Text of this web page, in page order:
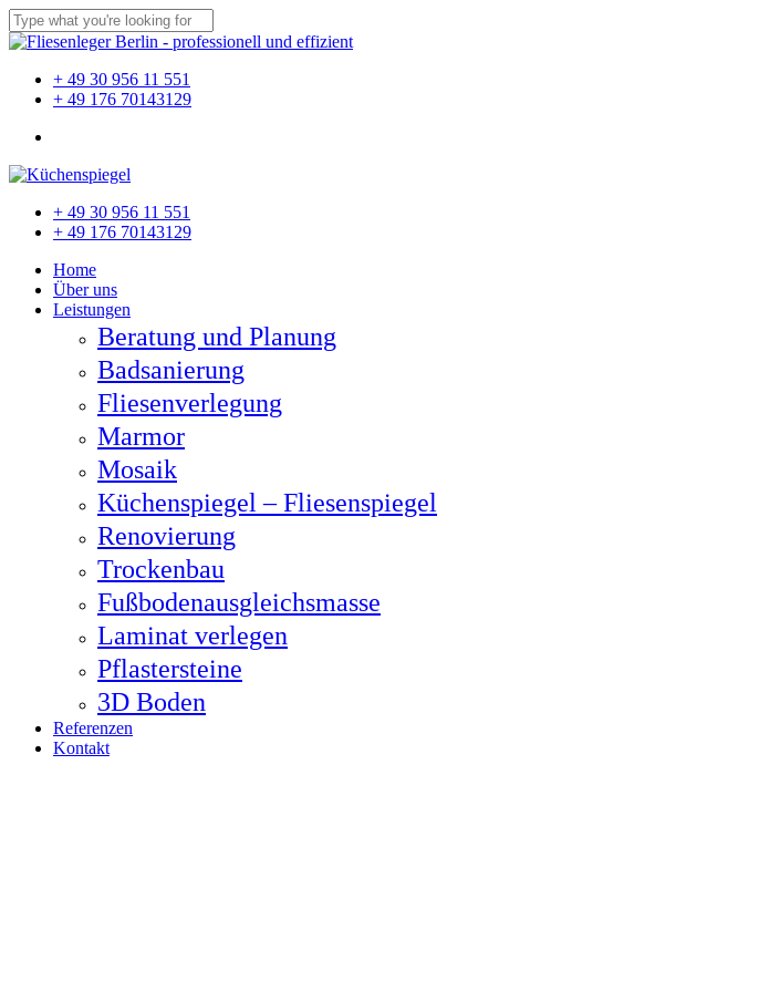
Skip
to
content
Close
Menu
+ 49 30 956 11 551
+ 49 176 70143129
Close
Menu
+ 49 30 956 11 551
+ 49 176 70143129
Home
Über uns
Leistungen
Beratung und Planung
Badsanierung
Fliesenverlegung
Marmor
Mosaik
Küchenspiegel – Fliesenspiegel
Renovierung
Trockenbau
Fußbodenausgleichsmasse
Laminat verlegen
Pflastersteine
3D Boden
Referenzen
Kontakt